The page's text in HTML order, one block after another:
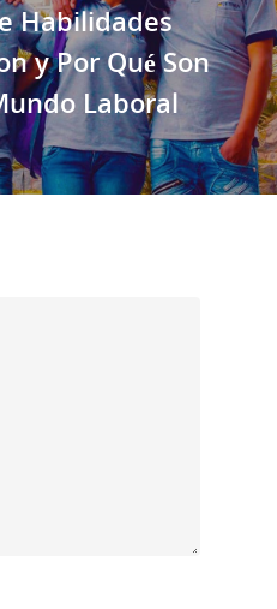
Habilidades
y Por Qué Son
Laboral